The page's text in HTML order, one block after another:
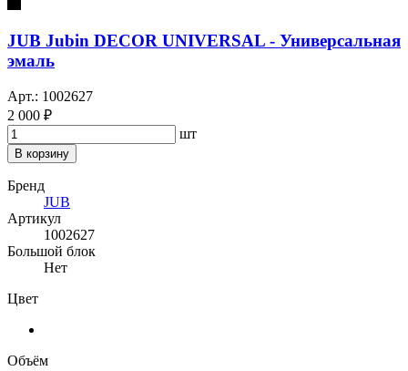
JUB Jubin DECOR UNIVERSAL - Универсальная
эмаль
Арт.: 1002627
2 000 ₽
шт
В корзину
Бренд
JUB
Артикул
1002627
Большой блок
Нет
Цвет
Объём